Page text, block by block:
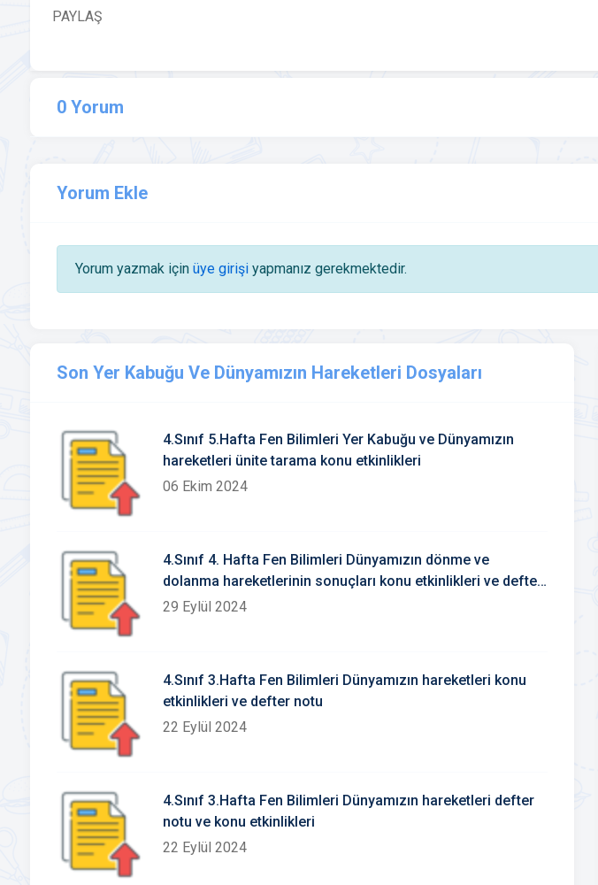
PAYLAŞ
0 Yorum
Yorum Ekle
Yorum yazmak için üye girişiyapmanız gerekmektedir.
Son Yer Kabuğu Ve Dünyamızın Hareketleri Dosyaları
4.Sınıf 5.Hafta Fen Bilimleri Yer Kabuğu ve Dünyamızın
hareketleri ünite tarama konu etkinlikleri
06 Ekim 2024
4.Sınıf 4. Hafta Fen Bilimleri Dünyamızın dönme ve
dolanma hareketlerinin sonuçları konu etkinlikleri ve defter
notu
29 Eylül 2024
4.Sınıf 3.Hafta Fen Bilimleri Dünyamızın hareketleri konu
etkinlikleri ve defter notu
22 Eylül 2024
4.Sınıf 3.Hafta Fen Bilimleri Dünyamızın hareketleri defter
notu ve konu etkinlikleri
22 Eylül 2024